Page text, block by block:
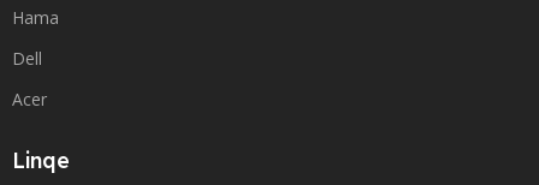
Hama
Dell
Acer
Linqe